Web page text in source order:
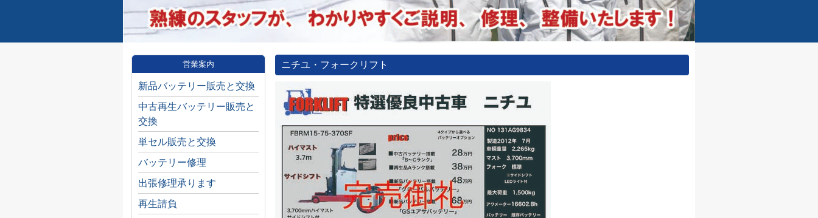
ニチユ・フォークリフト
営業案内
新品バッテリー販売と交換
中古再生バッテリー販売と
交換
単セル販売と交換
バッテリー修理
出張修理承ります
再生請負